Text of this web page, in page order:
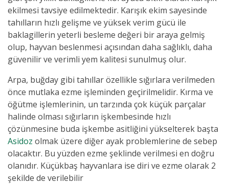
ekilmesi tavsiye edilmektedir. Karışık ekim sayesinde
tahılların hızlı gelişme ve yüksek verim gücü ile
baklagillerin yeterli besleme değeri bir araya gelmiş
olup, hayvan beslenmesi açısından daha sağlıklı, daha
güvenilir ve verimli yem kalitesi sunulmuş olur.
Arpa, buğday gibi tahıllar özellikle sığırlara verilmeden
önce mutlaka ezme işleminden geçirilmelidir. Kırma ve
öğütme işlemlerinin, un tarzında çok küçük parçalar
halinde olması sığırların işkembesinde hızlı
çözünmesine buda işkembe asitliğini yükselterek başta
Asidoz olmak üzere diğer ayak problemlerine de sebep
olacaktır. Bu yüzden ezme şeklinde verilmesi en doğru
olanıdır. Küçükbaş hayvanlara ise diri ve ezme olarak 2
şekilde de verilebilir